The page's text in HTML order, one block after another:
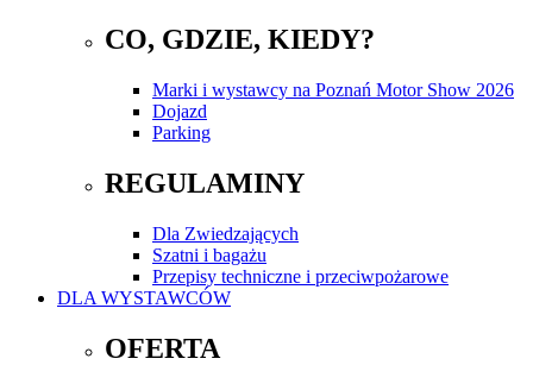
CO, GDZIE, KIEDY?
Marki i wystawcy na Poznań Motor Show 2026
Dojazd
Parking
REGULAMINY
Dla Zwiedzających
Szatni i bagażu
Przepisy techniczne i przeciwpożarowe
DLA WYSTAWCÓW
OFERTA